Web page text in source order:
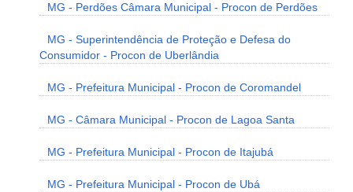
MG - Perdões Câmara Municipal - Procon de Perdões
MG - Superintendência de Proteção e Defesa do
Consumidor - Procon de Uberlândia
MG - Prefeitura Municipal - Procon de Coromandel
MG - Câmara Municipal - Procon de Lagoa Santa
MG - Prefeitura Municipal - Procon de Itajubá
MG - Prefeitura Municipal - Procon de Ubá